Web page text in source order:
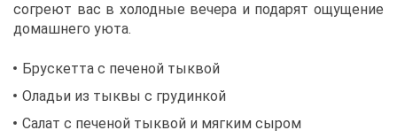
со­гре­ют вас в хо­лод­ные ве­че­ра и по­да­рят ощу­ще­ние
до­маш­не­го уюта.
Брус­кет­та с пе­че­ной тык­вой
Ола­дьи из тык­вы с гру­дин­кой
Са­лат с пе­че­ной тык­вой и мяг­ким сы­ром